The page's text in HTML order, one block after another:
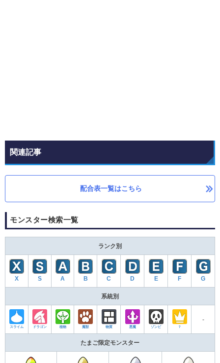
関連記事
配合表一覧はこちら
モンスター検索一覧
ランク別
X S A B C D E F G
系統別
スライム ドラゴン 植物 魔獣 物質 悪魔 ゾンビ ？
‐
たまご限定モンスター